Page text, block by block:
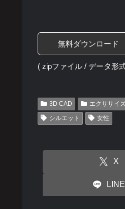
無料ダウンロード
( zipファイル / データ形
3D CAD エクササイ
シルエット
女性
X
LINE